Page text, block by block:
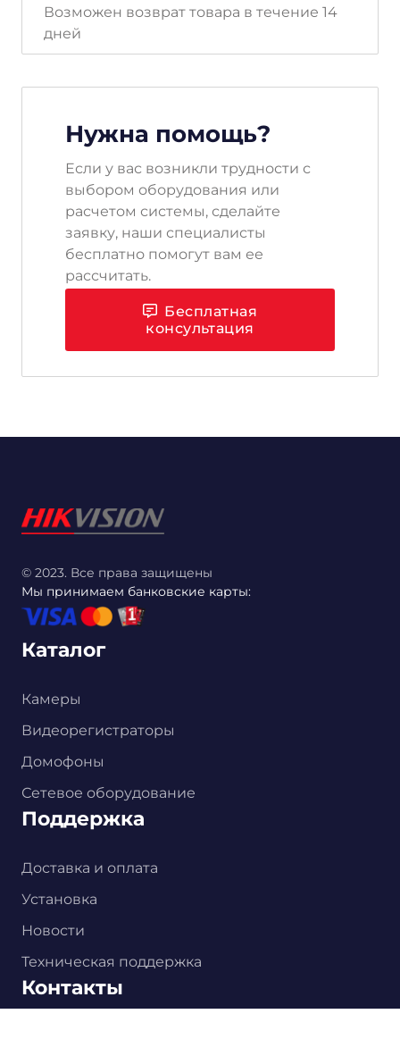
Возможен возврат товара в течение 14
дней
Нужна помощь?
Если у вас возникли трудности с
выбором оборудования или
расчетом системы, сделайте
заявку, наши специалисты
бесплатно помогут вам ее
рассчитать.
Бесплатная
консультация
Главная Каталог
© 2023. Все права защищены
Мы принимаем банковские карты:
Каталог
Камеры
Видеорегистраторы
Домофоны
Сетевое оборудование
Поддержка
Доставка и оплата
Установка
Новости
Техническая поддержка
Контакты